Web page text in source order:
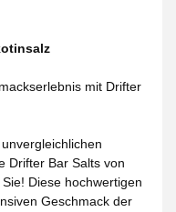
mit Drifter
Drifter Bar Salts von
Diese hochwertigen
Geschmack der